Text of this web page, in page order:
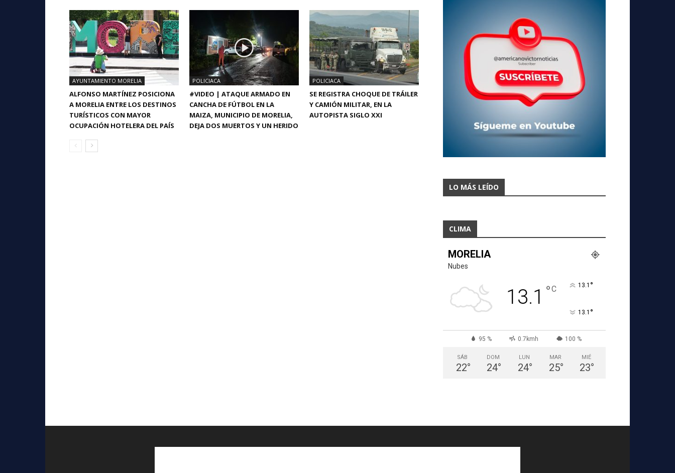
AYUNTAMIENTO MORELIA
ALFONSO MARTÍNEZ POSICIONA
A MORELIA ENTRE LOS DESTINOS
TURÍSTICOS CON MAYOR
OCUPACIÓN HOTELERA DEL PAÍS
POLICIACA
#VIDEO | ATAQUE ARMADO EN
CANCHA DE FÚTBOL EN LA
MAIZA, MUNICIPIO DE MORELIA,
DEJA DOS MUERTOS Y UN HERIDO
POLICIACA
SE REGISTRA CHOQUE DE TRÁILER
Y CAMIÓN MILITAR, EN LA
AUTOPISTA SIGLO XXI
LO MÁS LEÍDO
CLIMA
MORELIA
Nubes
13.1 °C 13.1 °
13.1 °
95 % 0.7kmh 100 %
SÁB
22°
DOM
24°
LUN
24°
MAR
25°
MIÉ
23°